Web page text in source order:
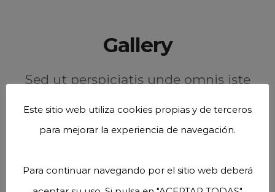
Gallery
Sed ut perspiciatis unde omnis iste
accusantium doloremque
laudantium.
Este sitio web utiliza cookies propias y de terceros
para mejorar la experiencia de navegación.
Para continuar navegando por el sitio web deberá